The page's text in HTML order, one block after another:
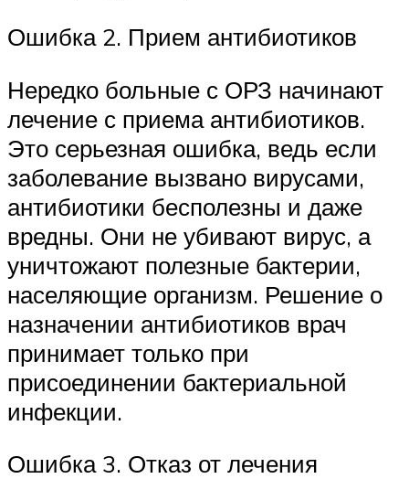
Ошибка 2. Прием антибиотиков
Нередко больные с ОРЗ начинают
лечение с приема антибиотиков.
Это серьезная ошибка, ведь если
заболевание вызвано вирусами,
антибиотики бесполезны и даже
вредны. Они не убивают вирус, а
уничтожают полезные бактерии,
населяющие организм. Решение о
назначении антибиотиков врач
принимает только при
присоединении бактериальной
инфекции.
Ошибка 3. Отказ от лечения